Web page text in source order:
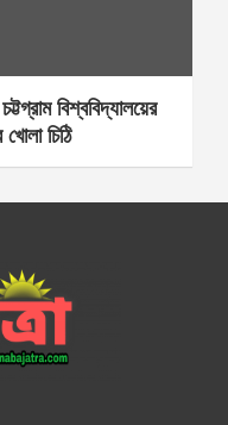
বিশ্ববিদ্যালয়ের
চিঠি